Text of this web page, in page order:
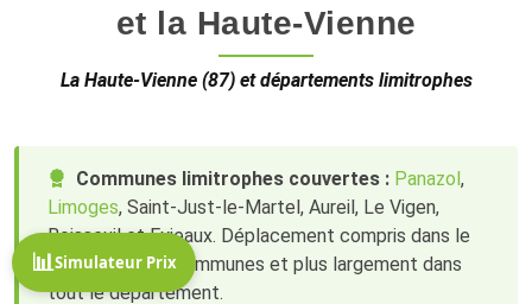
et la Haute-Vienne
La Haute-Vienne (87) et départements limitrophes
Communes limitrophes couvertes : Panazol,
Limoges, Saint-Just-le-Martel, Aureil, Le Vigen,
Boisseuil et Eyjeaux. Déplacement compris dans le
devis pour ces communes et plus largement dans
tout le département.
📊Simulateur Prix